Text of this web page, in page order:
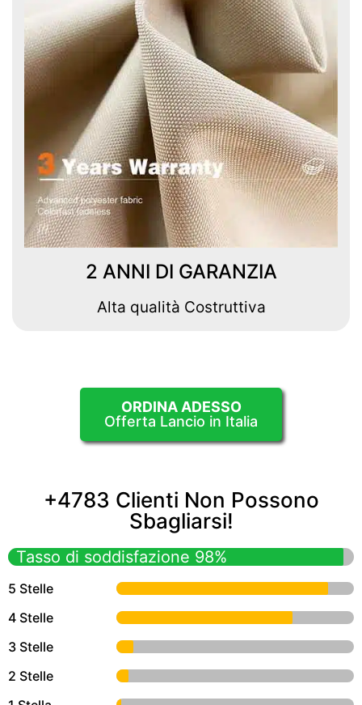
2 ANNI DI GARANZIA
Alta qualità Costruttiva
ORDINA ADESSO
Offerta Lancio in Italia
+4783 Clienti Non Possono
Sbagliarsi!
Tasso di soddisfazione 98%
5 Stelle
4 Stelle
3 Stelle
2 Stelle